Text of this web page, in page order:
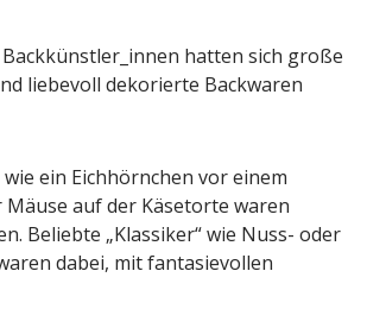
hatten sich große
liebevoll dekorierte Backwaren
ein Eichhörnchen vor einem
auf der Käsetorte waren
Beliebte „Klassiker“ wie Nuss- oder
dabei, mit fantasievollen